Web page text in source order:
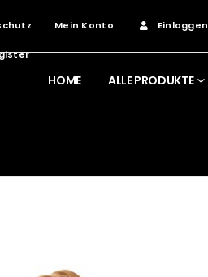
Mein Konto Einloggen
HOME ALLE PRODUKTE